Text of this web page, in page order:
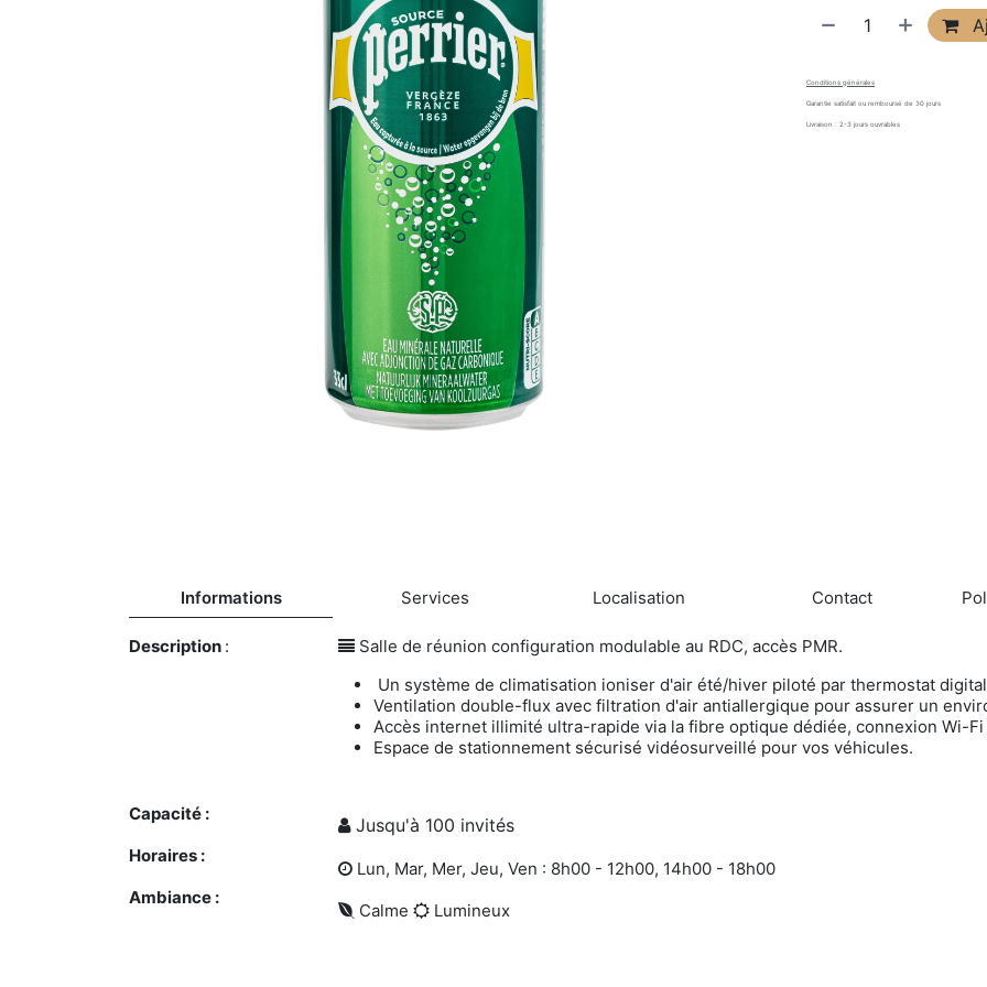
Conditions générales
Garantie satisfait ou remboursé de 30 jours
Livraison : 2-3 jours ouvrables
Informations Services Localisation Contact
Description :
Capacité :
Horaires :
Ambiance :
Salle de réunion configuration modulable au RDC, accès PMR.
Un système de climatisation ioniser d'air été/hiver piloté par thermostat
Ventilation double-flux avec filtration d'air antiallergique pour assurer un
Accès internet illimité ultra-rapide via la fibre optique dédiée, connexion Wi-
Espace de stationnement sécurisé vidéosurveillé pour vos véhicules.
Jusqu'à 100 invités
Lun, Mar, Mer, Jeu, Ven : 8h00 - 12h00, 14h00 - 18h00
Calme
Lumineux